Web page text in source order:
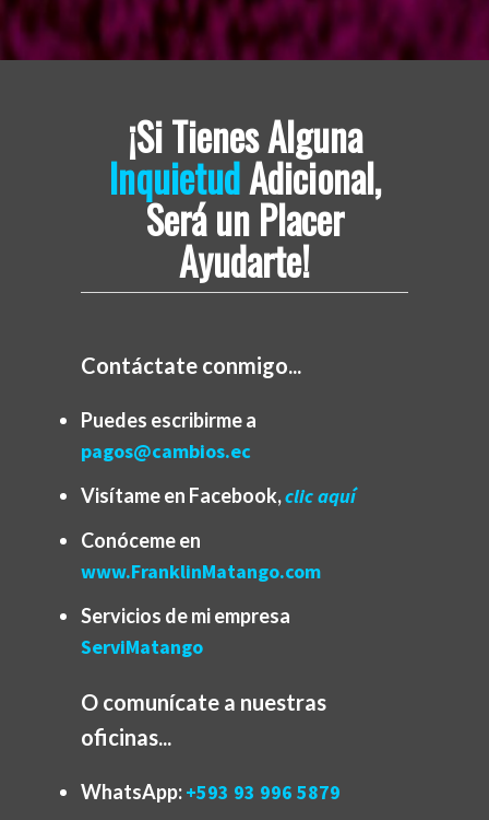
¡Si Tienes Alguna
InquietudAdicional,
Será un Placer
Ayudarte!
Contáctate conmigo...
Puedes escribirme a
pagos@cambios.ec
Visítame en Facebook,clic aquí
Conóceme en
www.FranklinMatango.com
Servicios de mi empresa
ServiMatango
O comunícate a nuestras
oficinas...
WhatsApp:+593 93 996 5879